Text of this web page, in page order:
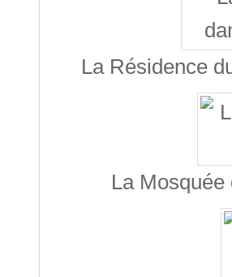
La Résidence
La